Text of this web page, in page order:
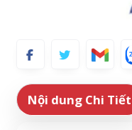
Nội dung Chi Tiết